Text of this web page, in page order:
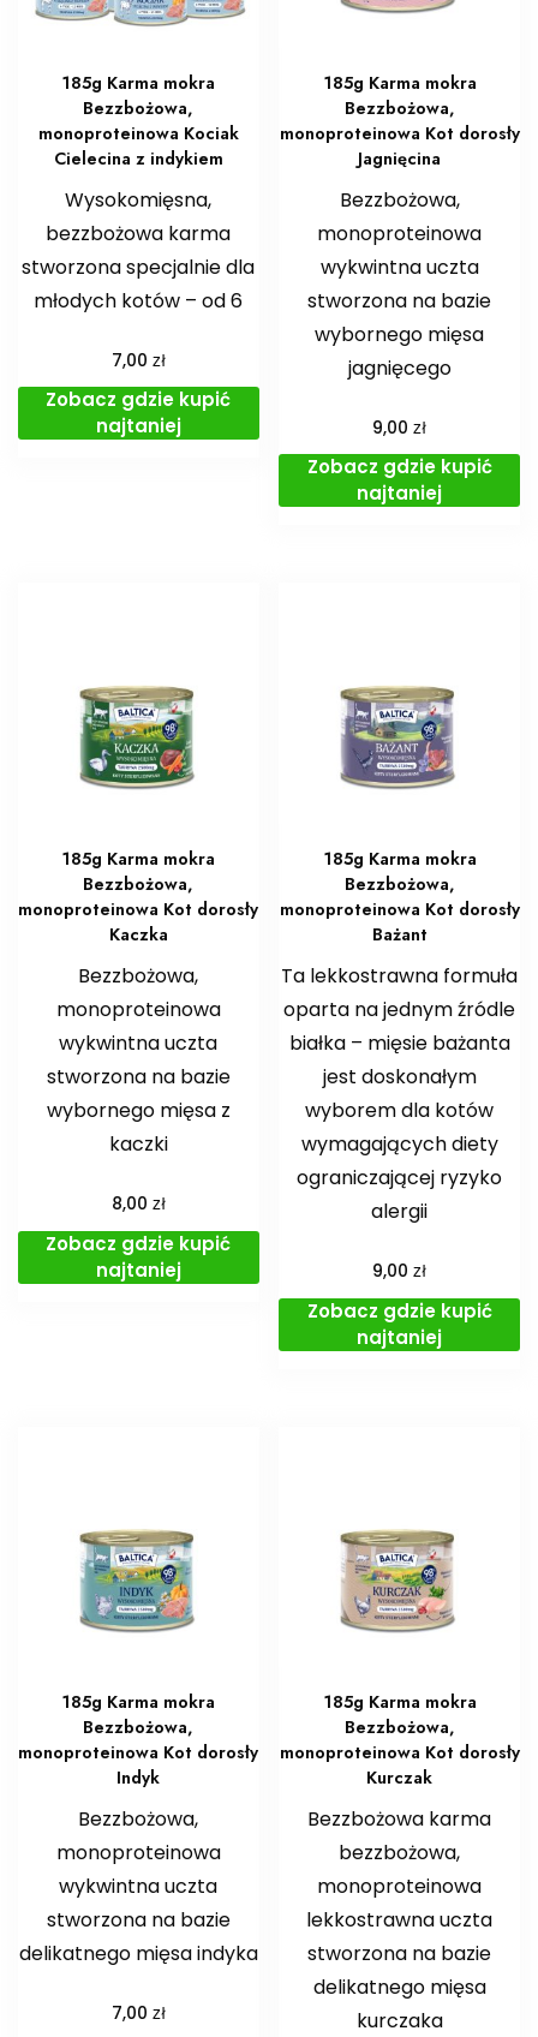
185g Karma mokra
Bezzbożowa,
monoproteinowa Kociak
Cielecina z indykiem
Wysokomięsna,
bezzbożowa karma
stworzona specjalnie dla
młodych kotów – od 6
7,00 zł
Zobacz gdzie kupić
najtaniej
185g Karma mokra
Bezzbożowa,
monoproteinowa Kot dorosły
Jagnięcina
Bezzbożowa,
monoproteinowa
wykwintna uczta
stworzona na bazie
wybornego mięsa
jagnięcego
9,00zł
Zobacz gdzie kupić
najtaniej
185g Karma mokra
Bezzbożowa,
monoproteinowa Kot dorosły
Kaczka
Bezzbożowa,
monoproteinowa
wykwintna uczta
stworzona na bazie
wybornego mięsa z
kaczki
8,00 zł
Zobacz gdzie kupić
najtaniej
185g Karma mokra
Bezzbożowa,
monoproteinowa Kot dorosły
Bażant
Ta lekkostrawna formuła
oparta na jednym źródle
białka – mięsie bażanta
jest doskonałym
wyborem dla kotów
wymagających diety
ograniczającej ryzyko
alergii
9,00zł
Zobacz gdzie kupić
najtaniej
185g Karma mokra
Bezzbożowa,
monoproteinowa Kot dorosły
Indyk
Bezzbożowa,
monoproteinowa
wykwintna uczta
stworzona na bazie
delikatnego mięsa indyka
7,00 zł
185g Karma mokra
Bezzbożowa,
monoproteinowa Kot dorosły
Kurczak
Bezzbożowa karma
bezzbożowa,
monoproteinowa
lekkostrawna uczta
stworzona na bazie
delikatnego mięsa
kurczaka